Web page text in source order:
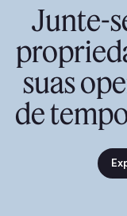
Junte-
suas
de